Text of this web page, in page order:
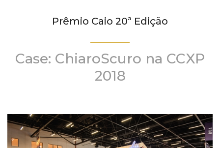
Prêmio Caio 20ª Edição
Case: ChiaroScuro na CCXP
2018